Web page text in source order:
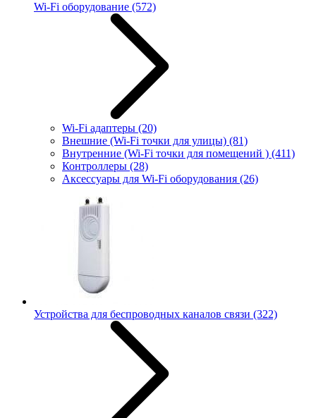
Wi-Fi оборудование (572)
Wi-Fi адаптеры (20)
Внешние (Wi-Fi точки для улицы) (81)
Внутренние (Wi-Fi точки для помещений ) (411)
Контроллеры (28)
Аксессуары для Wi-Fi оборудования (26)
Устройства для беспроводных каналов связи (322)